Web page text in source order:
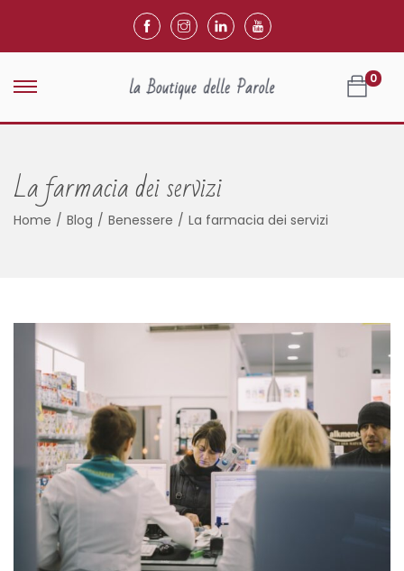
0
La farmacia dei servizi
Home / Blog / Benessere / La farmacia dei servizi